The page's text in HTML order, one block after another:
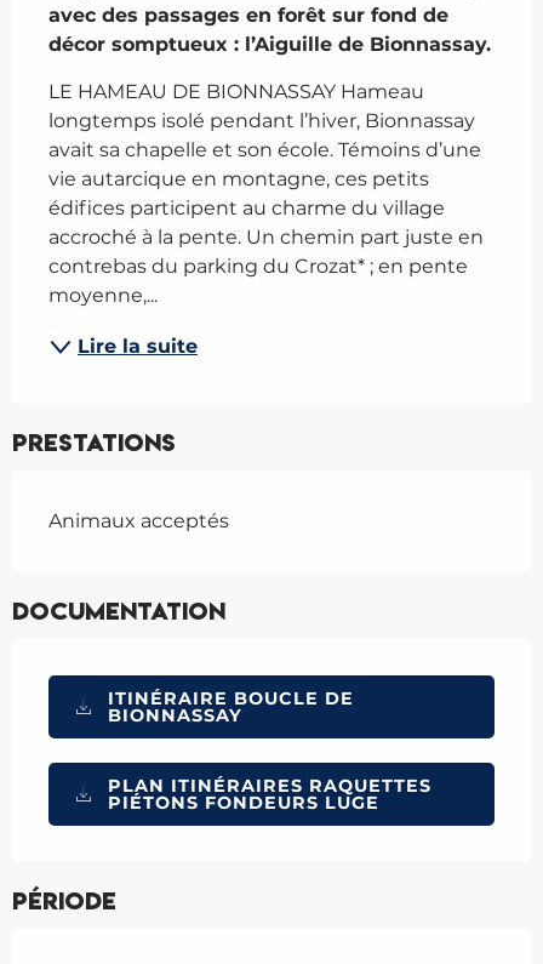
avec des passages en forêt sur fond de
décor somptueux : l’Aiguille de Bionnassay.
LE HAMEAU DE BIONNASSAY Hameau
longtemps isolé pendant l’hiver, Bionnassay
avait sa chapelle et son école. Témoins d’une
vie autarcique en montagne, ces petits
édifices participent au charme du village
accroché à la pente. Un chemin part juste en
contrebas du parking du Crozat* ; en pente
moyenne,...
Lire la suite
Prestations
Animaux acceptés
Documentation
ITINÉRAIRE BOUCLE DE
BIONNASSAY
PLAN ITINÉRAIRES RAQUETTES
PIÉTONS FONDEURS LUGE
Période